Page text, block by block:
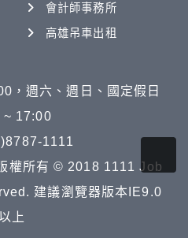
會計師事務所
高雄吊車出租
，週六、週日、國定假日
~ 17:00
1111
權所有 © 2018 1111 Job
建議瀏覽器版本IE9.0
上